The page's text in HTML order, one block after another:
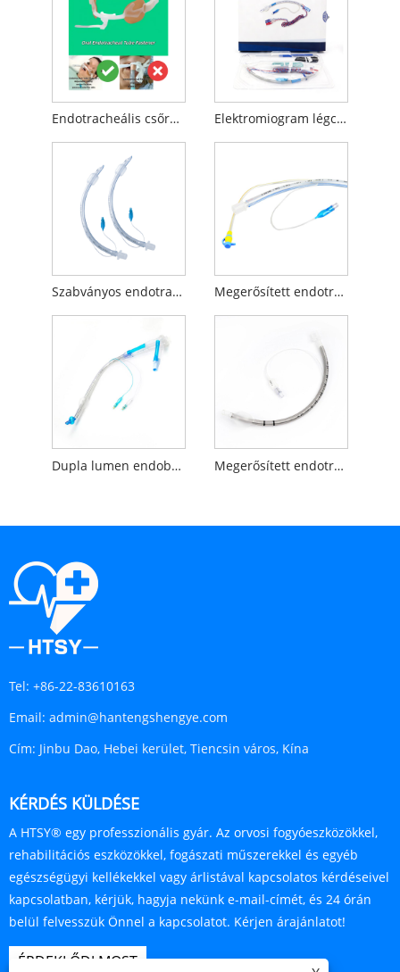
Endotracheális csőrögzítő Elektromiogram légcső
Szabványos endotracheális tubus Megerősített endotracheális cső szívónyílással
Dupla lumen endobronchiális cső Megerősített endotracheális tubus
Tel: +86-22-83610163
Email: admin@hantengshengye.com
Cím: Jinbu Dao, Hebei kerület, Tiencsin város, Kína
KÉRDÉS KÜLDÉSE
A HTSY® egy professzionális gyár. Az orvosi fogyóeszközökkel,
rehabilitációs eszközökkel, fogászati ​​műszerekkel és egyéb
egészségügyi kellékekkel vagy árlistával kapcsolatos kérdéseivel
kapcsolatban, kérjük, hagyja nekünk e-mail-címét, és 24 órán
belül felvesszük Önnel a kapcsolatot. Kérjen árajánlatot!
ÉRDEKLŐDJ MOST